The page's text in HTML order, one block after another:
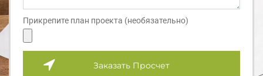
Прикрепите план проекта (необязательно)
Заказать Просчет